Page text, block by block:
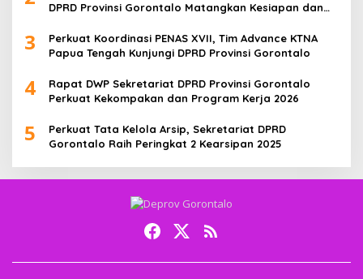
DPRD Provinsi Gorontalo Matangkan Kesiapan dan
3
Perkuat Koordinasi PENAS XVII, Tim Advance KTNA
Papua Tengah Kunjungi DPRD Provinsi Gorontalo
4
Rapat DWP Sekretariat DPRD Provinsi Gorontalo
Perkuat Kekompakan dan Program Kerja 2026
5
Perkuat Tata Kelola Arsip, Sekretariat DPRD
Gorontalo Raih Peringkat 2 Kearsipan 2025